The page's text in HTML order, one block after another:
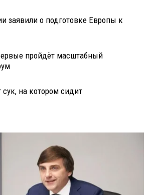
заявили о подготовке Европы к
пройдёт масштабный
сук, на котором сидит